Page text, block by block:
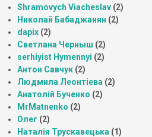
Shramovych Viacheslav (2)
Николай Бабаджанян (2)
dapix (2)
Светлана Черныш (2)
serhiyist Hymennyi (2)
Антон Савчук (2)
Людмила Леонтіева (2)
Анатолій Бученко (2)
MrMatnenko (2)
Олег (2)
Наталія Трускавецька (1)